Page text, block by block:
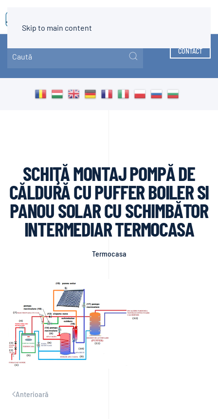
Skip to main content
CONTACT
SCHIŢĂ MONTAJ POMPĂ DE
CĂLDURĂ CU PUFFER BOILER SI
PANOU SOLAR CU SCHIMBĂTOR
INTERMEDIAR TERMOCASA
Termocasa
Anterioară